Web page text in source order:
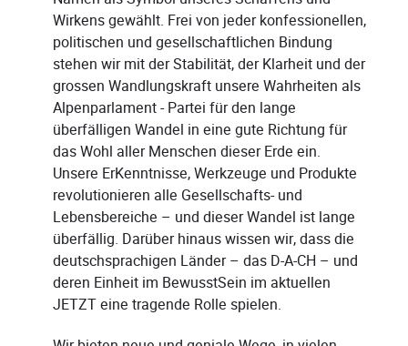
Wirkens gewählt. Frei von jeder konfessionellen,
politischen und gesellschaftlichen Bindung
stehen wir mit der Stabilität, der Klarheit und der
grossen Wandlungskraft unsere Wahrheiten als
Alpenparlament - Partei für den lange
überfälligen Wandel in eine gute Richtung für
das Wohl aller Menschen dieser Erde ein.
Unsere ErKenntnisse, Werkzeuge und Produkte
revolutionieren alle Gesellschafts- und
Lebensbereiche – und dieser Wandel ist lange
überfällig. Darüber hinaus wissen wir, dass die
deutschsprachigen Länder – das D-A-CH – und
deren Einheit im BewusstSein im aktuellen
JETZT eine tragende Rolle spielen.